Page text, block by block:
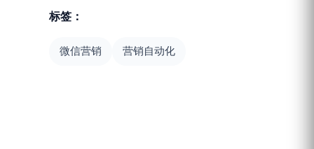
标签：
微信营销 营销自动化